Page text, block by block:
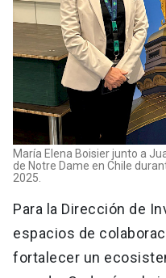
María Elena Boisier junto a
de Notre Dame en Chile
2025.
Para la Dirección de
espacios de
fortalecer un